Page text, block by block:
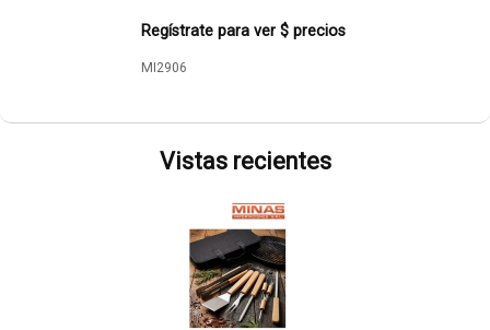
Regístrate para ver $ precios
MI2906
Vistas recientes